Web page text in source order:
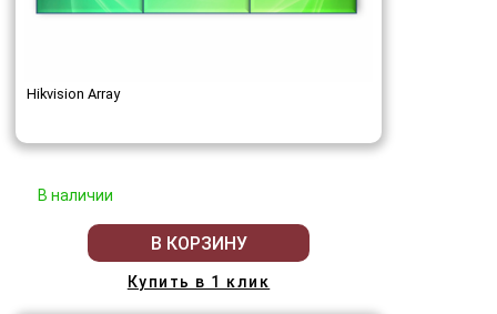
Hikvision Array
В наличии
В КОРЗИНУ
Купить в 1 клик